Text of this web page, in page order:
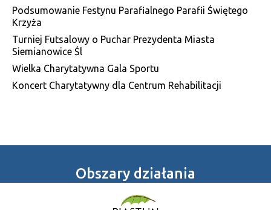
Podsumowanie Festynu Parafialnego Parafii Świętego
Krzyża
Turniej Futsalowy o Puchar Prezydenta Miasta
Siemianowice Śl
Wielka Charytatywna Gala Sportu
Koncert Charytatywny dla Centrum Rehabilitacji
Obszary działania